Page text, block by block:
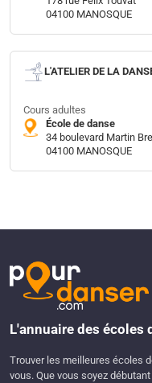
04100 MANOSQUE
L'ATELIER DE LA
Cours adultes
École de danse
34 boulevard Martin
04100 MANOSQUE
L'annuaire des écoles
Trouver les meilleures écoles
vous. Que vous soyez